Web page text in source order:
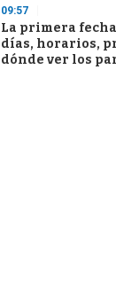
09:57
La primera
días, horarios,
dónde ver los